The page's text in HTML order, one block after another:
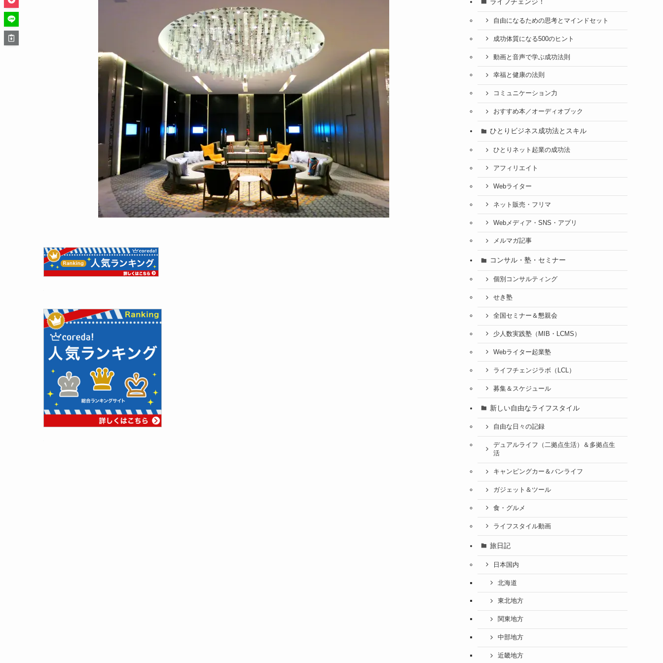
自由になるための思考とマインドセット
成功体質になる500のヒント
動画と音声で学ぶ成功法則
幸福と健康の法則
コミュニケーション力
おすすめ本／オーディオブック
ひとりビジネス成功法とスキル
ひとりネット起業の成功法
アフィリエイト
Webライター
ネット販売・フリマ
Webメディア・SNS・アプリ
メルマガ記事
コンサル・塾・セミナー
個別コンサルティング
せき塾
全国セミナー＆懇親会
少人数実践塾（MIB・LCMS）
Webライター起業塾
ライフチェンジラボ（LCL）
募集＆スケジュール
新しい自由なライフスタイル
自由な日々の記録
デュアルライフ（二拠点生活）＆多拠点生
活
キャンピングカー＆バンライフ
ガジェット＆ツール
食・グルメ
ライフスタイル動画
旅日記
日本国内
北海道
東北地方
関東地方
中部地方
近畿地方